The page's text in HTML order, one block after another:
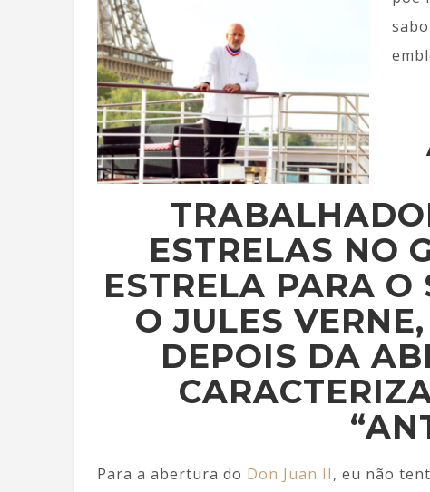
ESTRELAS NO
ESTRELA PARA O
O JULES
DEPOIS DA
Para a abertura do Don Juan II, eu não